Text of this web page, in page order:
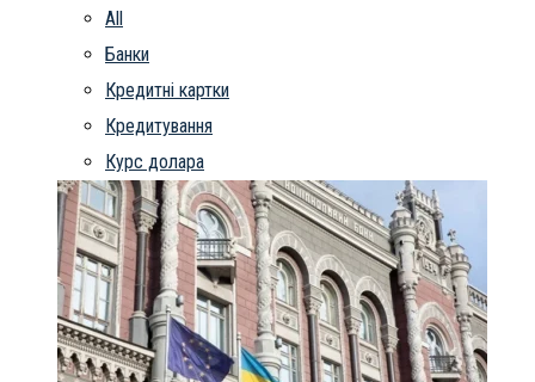
All
Банки
Кредитні картки
Кредитування
Курс долара